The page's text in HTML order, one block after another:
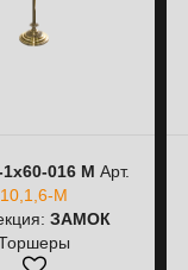
016 М Арт.
10,1,6-М
ЗАМОК